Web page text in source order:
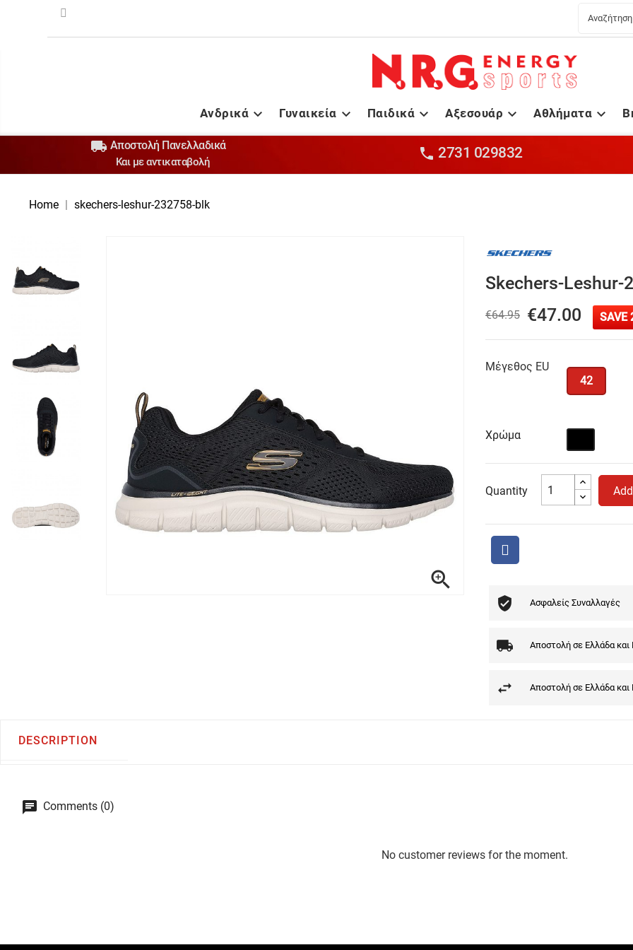

Ανδρικά 
Γυναικεία 
Παιδικά 
Αξεσουάρ 
Αθλήματα
 Αποστολή Πανελλαδικά
Και με αντικαταβολή
 2731 029832
Home skechers-leshur-232758-blk

Skechers-Leshur-
€64.95 €47.00 SAVE
Μέγεθος EU
42
Χρώμα
Quantity
Ασφαλείς Συναλλαγές
Αποστολή σε Ελλάδα και
Αποστολή σε Ελλάδα και
DESCRIPTION
Comments (0)
No customer reviews for the moment.